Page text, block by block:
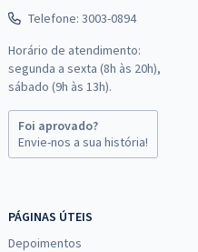
Telefone: 3003-0894
Horário de atendimento:
segunda a sexta (8h às 20h),
sábado (9h às 13h).
Foi aprovado?
Envie-nos a sua história!
PÁGINAS ÚTEIS
Depoimentos